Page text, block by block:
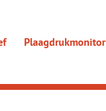
Plaagdrukmonitor